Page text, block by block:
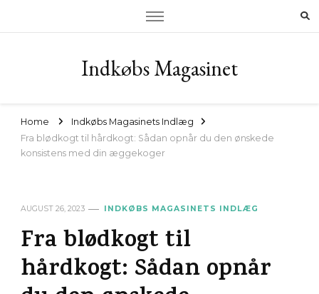
Indkøbs Magasinet
Home
Indkøbs Magasinets Indlæg
Fra blødkogt til hårdkogt: Sådan opnår du den ønskede
konsistens med din æggekoger
AUGUST 26, 2023 INDKØBS MAGASINETS INDLÆG
Fra blødkogt til
hårdkogt: Sådan opnår